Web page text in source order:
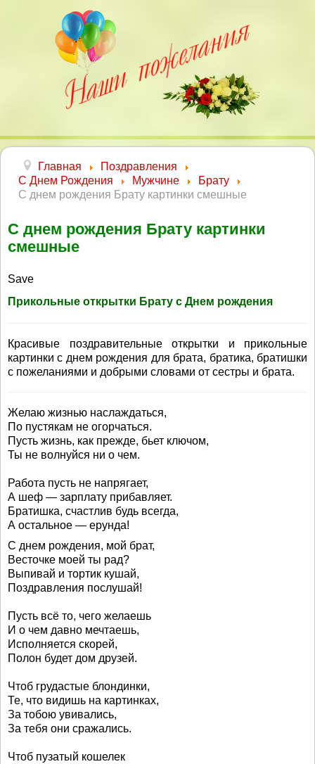
Главная
Поздравления
С Днем Рождения
Мужчине
Брату
С днем рождения Брату картинки смешные
С днем рождения Брату картинки
смешные
Save
Прикольные открытки Брату с Днем рождения
Красивые поздравительные открытки и прикольные
картинки с днем рождения для брата, братика, братишки
с пожеланиями и добрыми словами от сестры и брата.
Желаю жизнью наслаждаться,
По пустякам не огорчаться.
Пусть жизнь, как прежде, бьет ключом,
Ты не волнуйся ни о чем.
Работа пусть не напрягает,
А шеф — зарплату прибавляет.
Братишка, счастлив будь всегда,
А остальное — ерунда!
С днем рождения, мой брат,
Весточке моей ты рад?
Выпивай и тортик кушай,
Поздравления послушай!
Пусть всё то, чего желаешь
И о чем давно мечтаешь,
Исполняется скорей,
Полон будет дом друзей.
Чтоб грудастые блондинки,
Те, что видишь на картинках,
За тобою увивались,
За тебя они сражались.
Чтоб пузатый кошелек